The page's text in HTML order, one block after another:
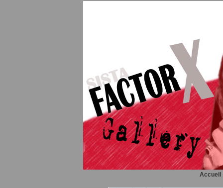
Accueil